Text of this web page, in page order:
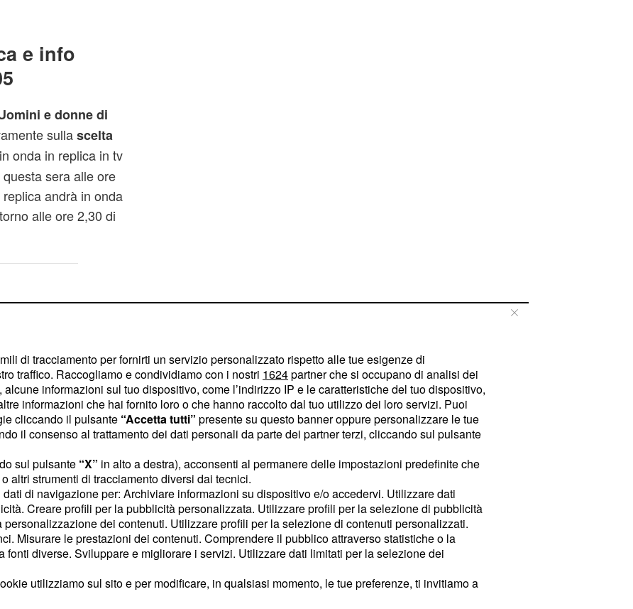
e info
e donne di
sullascelta
onda in replica in tv
sera alle ore
andrà in onda
alle ore 2,30 di
classico di oggi
farlo dovrete
sito web
nell'apposita
pomeriggio. Su
di tracciamento per fornirti un servizio personalizzato rispetto alle tue esigenze di
traffico. Raccogliamo e condividiamo con i nostri 1624partner che si occupano di analisi dei
informazioni sul tuo dispositivo, come l’indirizzo IP e le caratteristiche del tuo dispositivo,
informazioni che hai fornito loro o che hanno raccolto dal tuo utilizzo dei loro servizi. Puoi
cliccando il pulsante “Accetta tutti” presente su questo banner oppure personalizzare le tue
il consenso al trattamento dei dati personali da parte dei partner terzi, cliccando sul pulsante
sul pulsante “X” in alto a destra), acconsenti al permanere delle impostazioni predefinite che
altri strumenti di tracciamento diversi dai tecnici.
di navigazione per: Archiviare informazioni su dispositivo e/o accedervi. Utilizzare dati
Creare profili per la pubblicità personalizzata. Utilizzare profili per la selezione di pubblicità
dei contenuti. Utilizzare profili per la selezione di contenuti personalizzati.
Misurare le prestazioni dei contenuti. Comprendere il pubblico attraverso statistiche o la
fonti diverse. Sviluppare e migliorare i servizi. Utilizzare dati limitati per la selezione dei
utilizziamo sul sito e per modificare, in qualsiasi momento, le tue preferenze, ti invitiamo a